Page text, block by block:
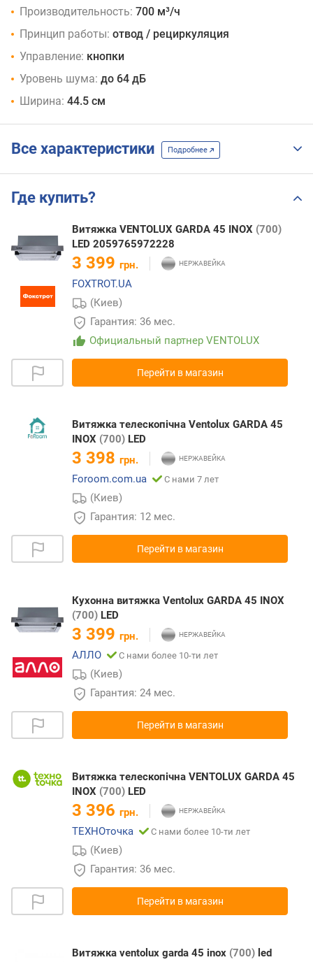
Производительность: 700 м³/ч
Принцип работы: отвод / рециркуляция
Управление: кнопки
Уровень шума: до 64 дБ
Ширина: 44.5 см
Все характеристики Подробнее
Где купить?
Витяжка VENTOLUX GARDA 45 INOX (700)
LED 2059765972228
3 399 грн.
FOXTROT.UA
(Киев)
Гарантия: 36 мес.
Официальный партнер VENTOLUX
Перейти в магазин
Витяжка телескопічна Ventolux GARDA 45
INOX (700) LED
3 398 грн.
Foroom.com.ua
С нами 7 лет
(Киев)
Гарантия: 12 мес.
Перейти в магазин
Кухонна витяжка Ventolux GARDA 45 INOX
(700) LED
3 399 грн.
АЛЛО
С нами более 10-ти лет
(Киев)
Гарантия: 24 мес.
Перейти в магазин
Витяжка телескопічна VENTOLUX GARDA 45
INOX (700) LED
3 396 грн.
ТЕХНОточка
С нами более 10-ти лет
(Киев)
Гарантия: 36 мес.
Перейти в магазин
Витяжка ventolux garda 45 inox (700) led